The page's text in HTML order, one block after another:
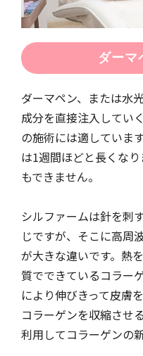
ダーマ
ダーマペン、または水
成分を直接注入してい
の施術には適していま
は1週間ほどと長くな
もできません。
シルファームは針を刺
じですが、そこに高周
が大きな違いです。熱
質でできているコラー
により伸びきって皮膚
コラーゲンを収縮させ
利用してコラーゲンの